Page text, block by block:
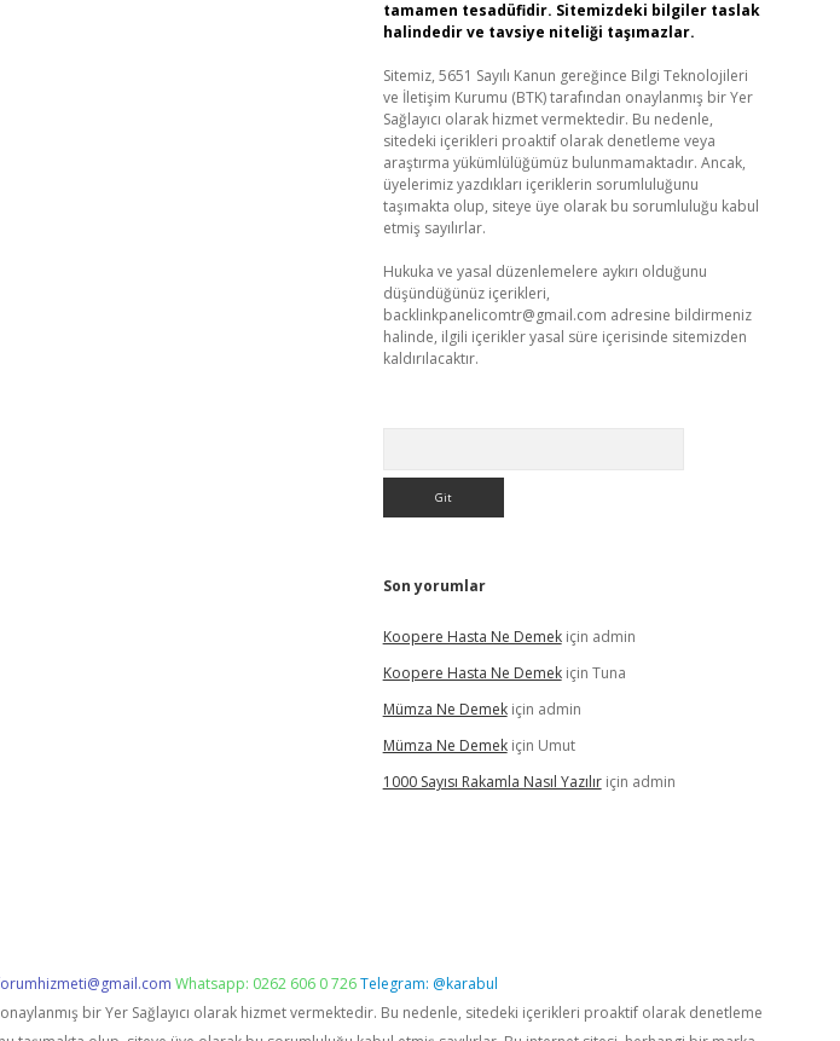
tamamen tesadüfidir. Sitemizdeki bilgiler taslak
halindedir ve tavsiye niteliği taşımazlar.
Sitemiz, 5651 Sayılı Kanun gereğince Bilgi Teknolojileri
ve İletişim Kurumu (BTK) tarafından onaylanmış bir Yer
Sağlayıcı olarak hizmet vermektedir. Bu nedenle,
sitedeki içerikleri proaktif olarak denetleme veya
araştırma yükümlülüğümüz bulunmamaktadır. Ancak,
üyelerimiz yazdıkları içeriklerin sorumluluğunu
taşımakta olup, siteye üye olarak bu sorumluluğu kabul
etmiş sayılırlar.
Hukuka ve yasal düzenlemelere aykırı olduğunu
düşündüğünüz içerikleri,
backlinkpanelicomtr@gmail.com adresine bildirmeniz
halinde, ilgili içerikler yasal süre içerisinde sitemizden
kaldırılacaktır.
Son yorumlar
Koopere Hasta Ne Demekiçin admin
Koopere Hasta Ne Demekiçin Tuna
Mümza Ne Demekiçin admin
Mümza Ne Demekiçin Umut
1000 Sayısı Rakamla Nasıl Yazılıriçin admin
Whatsapp: 0262 606 0 726Telegram: @karabul
bir Yer Sağlayıcı olarak hizmet vermektedir. Bu nedenle, sitedeki içerikleri proaktif olarak denetleme